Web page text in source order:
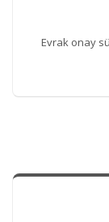
Evrak onay